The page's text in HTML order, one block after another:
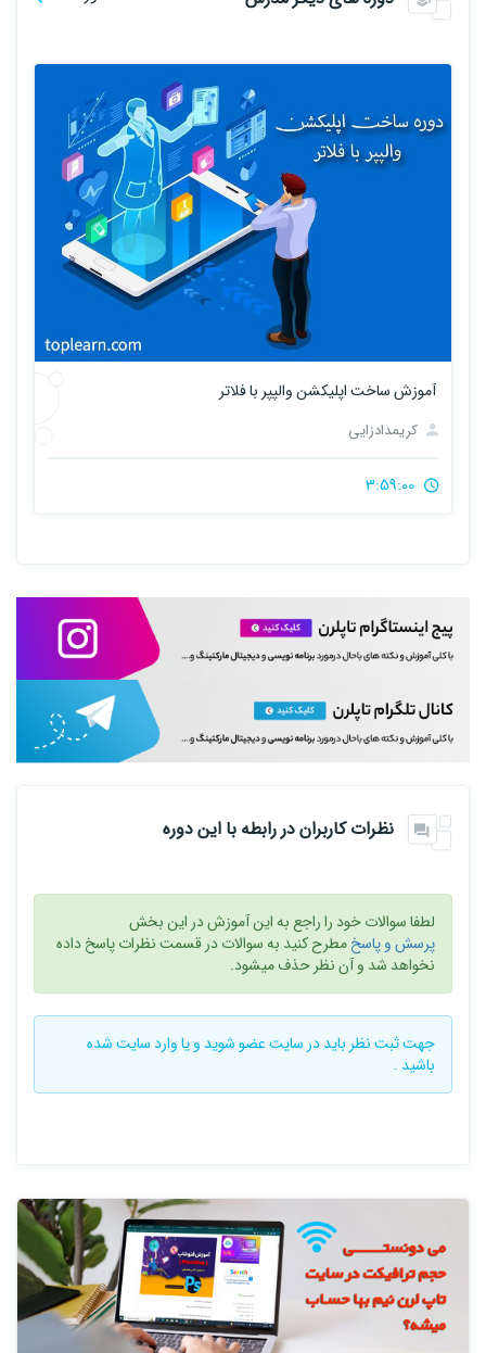
آموزش ساخت اپلیکشن والپپر با فلاتر
کریمدادزایی
نظرات کاربران در رابطه با این دوره
لطفا سوالات خود را راجع به این آموزش در این بخش
پرسش و پاسخمطرح کنید به سوالات در قسمت نظرات پاسخ داده
نخواهد شد و آن نظر حذف میشود.
جهت ثبت نظر باید در سایتعضو شوید و یاوارد سایتشده
باشید .